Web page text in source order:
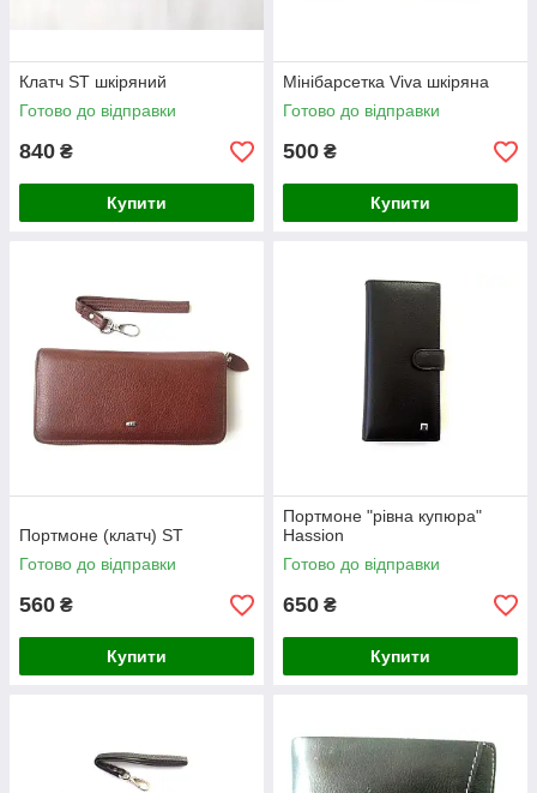
Клатч ST шкіряний
Готово до відправки
840 ₴
Купити
Мінібарсетка Viva шкіряна
Готово до відправки
500 ₴
Купити
Портмоне (клатч) ST
Готово до відправки
560 ₴
Купити
Портмоне "рівна купюра"
Hassion
Готово до відправки
650 ₴
Купити